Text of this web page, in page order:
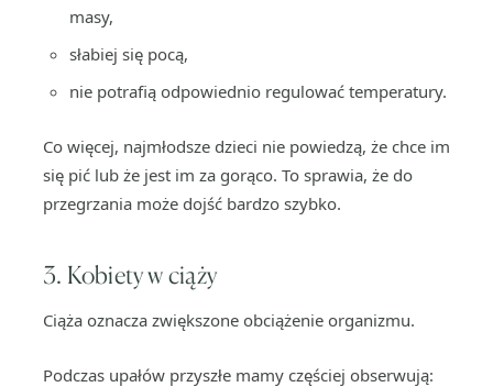
masy,
słabiej się pocą,
nie potrafią odpowiednio regulować temperatury.
Co więcej, najmłodsze dzieci nie powiedzą, że chce im
się pić lub że jest im za gorąco. To sprawia, że do
przegrzania może dojść bardzo szybko.
3. Kobiety w ciąży
Ciąża oznacza zwiększone obciążenie organizmu.
Podczas upałów przyszłe mamy częściej obserwują: